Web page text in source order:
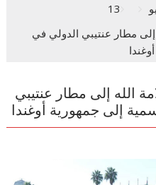
13
مطار عنتيبي الدولي في
الله إلى مطار عنتيبي
إلى جمهورية أوغندا